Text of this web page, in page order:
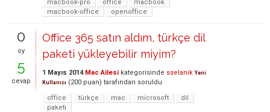
macbook-pro
office
macbook
macbook-office
openoffice
0
oy
5
cevap
Office 365 satın aldım, türkçe dil
paketi yükleyebilir miyim?
1 Mayıs 2014 Mac Ailesi kategorisinde sselanik Yeni
Kullanıcı (200 puan) tarafından soruldu
office
türkçe mac microsoft
dil
paketi